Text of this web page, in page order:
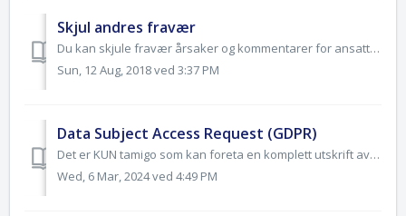
Skjul andres fravær
Du kan skjule fravær årsaker og kommentarer for ansatte, Vaktplan og i Fraværskalender. Ansatte kan fortsatt se hvem som er fraværende, men ikke årsak eller...
Sun, 12 Aug, 2018 ved 3:37 PM
Data Subject Access Request (GDPR)
Det er KUN tamigo som kan foreta en komplett utskrift av alle data som ligger inne på en ansatt. På forespørsel (send til supportno@tamigo.no) vil vi inne...
Wed, 6 Mar, 2024 ved 4:49 PM